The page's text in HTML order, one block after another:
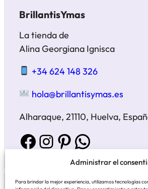
Administrar el
Para brindar la mejor experiencia, utilizamos tecnologías
BrillantisYmas
La tienda de
Alina Georgiana Ignisca
+34 624 148 326
hola@brillantisymas.es
Alharaque, 21110, Huelva,
Facebook Instagram Pinterest WhatsApp